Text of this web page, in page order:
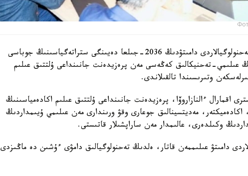
قازاقستان رەسپۋبليكاسىندا بيوتەحنولوگيالاردى دامىتۋدىڭ 2036-جىلعا دەيىنگى ستراتەگياسىنىڭ جوباسى
عىلىمي-تەحنيكالىق كەڭەسى مەن پرەزيدەنت جانىنداعى ۇلتتىق عىلىم
وتىرىسىندا تالقىلاندى.
اقمارال ءالنازاروۆا، پرەزيدەنت جانىنداعى ۇلتتىق عىلىم اكادەمياسىنىڭ
اكادەميكتەر، مەديتسينالىق جوعارى وقۋ ورىندارى مەن عىلىمي ۇيىمداردىڭ
وكىلدەرى، عالىمدار مەن ساراپشىلار قاتىستى.
دامىتۋ عىلىممەن قاتار، ەلدىڭ تەحنولوگيالىق دامۋى ءۇشىن دە ماڭىزدى